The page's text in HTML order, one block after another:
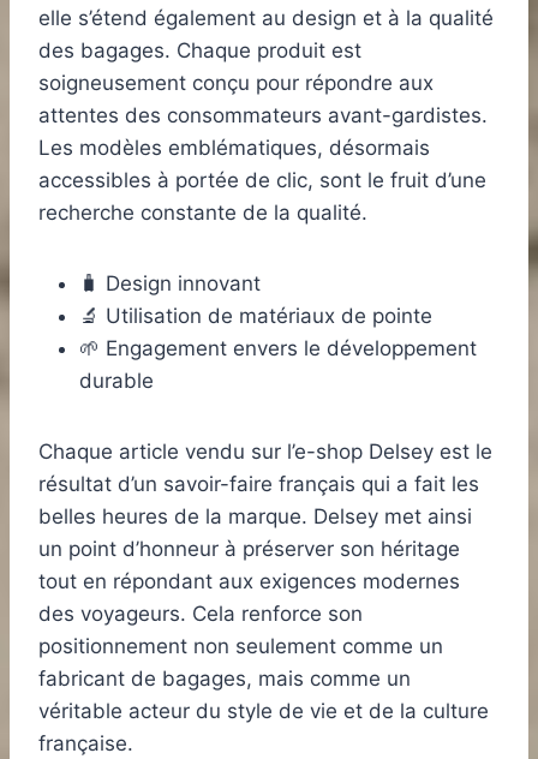
elle s’étend également au design et à la qualité
des bagages. Chaque produit est
soigneusement conçu pour répondre aux
attentes des consommateurs avant-gardistes.
Les modèles emblématiques, désormais
accessibles à portée de clic, sont le fruit d’une
recherche constante de la qualité.
🧳 Design innovant
🔬 Utilisation de matériaux de pointe
🌱 Engagement envers le développement
durable
Chaque article vendu sur l’e-shop Delsey est le
résultat d’un savoir-faire français qui a fait les
belles heures de la marque. Delsey met ainsi
un point d’honneur à préserver son héritage
tout en répondant aux exigences modernes
des voyageurs. Cela renforce son
positionnement non seulement comme un
fabricant de bagages, mais comme un
véritable acteur du style de vie et de la culture
française.